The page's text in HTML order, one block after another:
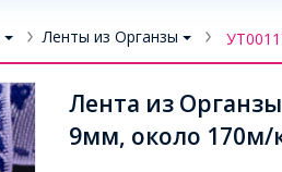
Ленты из Органзы
Лента из
9мм, около 170м/